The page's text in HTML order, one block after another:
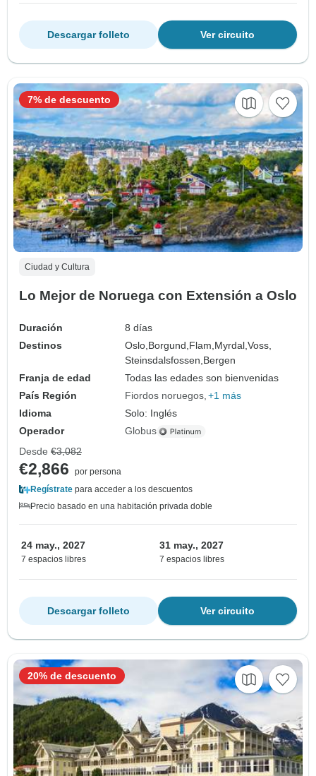
Ver circuito
Descargar folleto
Ciudad y Cultura
Lo Mejor de Noruega con Extensión a Oslo
Duración
8 días
Destinos
Oslo,Borgund,Flam,Myrdal,Voss,
Steinsdalsfossen,Bergen
Franja de edad
Todas las edades son bienvenidas
País Región
Fiordos noruegos +1 más
Idioma
Solo: Inglés
Operador
Globus
7% de descuento
Desde €3,082
€2,866
por persona
Regístrate para acceder a los descuentos
Precio basado en una habitación privada doble
24 may., 2027
7 espacios libres
31 may., 2027
7 espacios libres
Ver circuito
Descargar folleto
20% de descuento